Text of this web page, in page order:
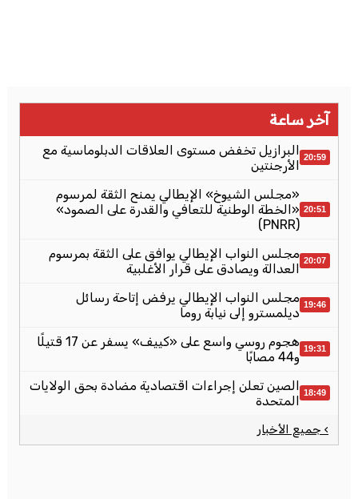
آخر ساعة
20:59 البرازيل تخفض مستوى العلاقات الدبلوماسية مع
الأرجنتين
20:51
«مجلس الشيوخ» الإيطالي يمنح الثقة لمرسوم
«الخطة الوطنية للتعافي والقدرة على الصمود»
(PNRR)
20:07 مجلس النواب الإيطالي يوافق على الثقة بمرسوم
العدالة ويصادق على قرار الأغلبية
19:46 مجلس النواب الإيطالي يرفض إتاحة رسائل
ديلمسترو إلى نيابة روما
19:31
هجوم روسي واسع على «كييف» يسفر عن 17 قتيلًا
و44 مصابًا
18:49 الصين تعلن إجراءات اقتصادية مضادة بحق الولايات
المتحدة
› جميع الأخبار